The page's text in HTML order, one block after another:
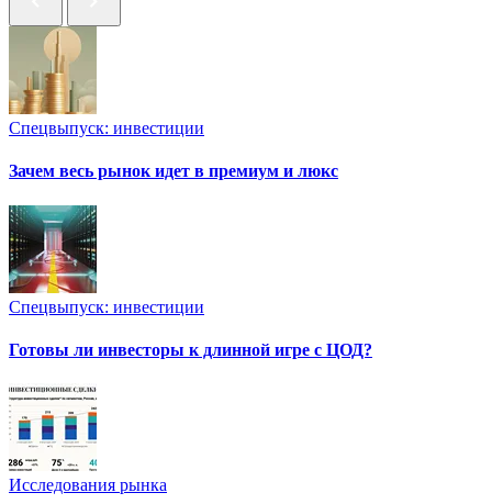
Спецвыпуск: инвестиции
Зачем весь рынок идет в премиум и люкс
Спецвыпуск: инвестиции
Готовы ли инвесторы к длинной игре с ЦОД?
Исследования рынка